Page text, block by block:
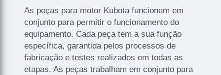
As peças para motor Kubota funcionam em
conjunto para permitir o funcionamento do
equipamento. Cada peça tem a sua função
específica, garantida pelos processos de
fabricação e testes realizados em todas as
etapas. As peças trabalham em conjunto para